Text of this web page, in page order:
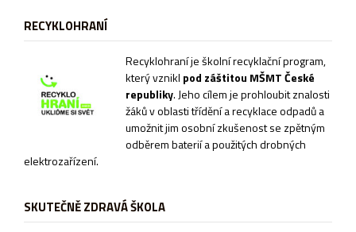
RECYKLOHRANÍ
Recyklohraní je školní recyklační program,
který vznikl pod záštitou MŠMT České
republiky. Jeho cílem je prohloubit znalosti
žáků v oblasti třídění a recyklace odpadů a
umožnit jim osobní zkušenost se zpětným
odběrem baterií a použitých drobných
elektrozařízení.
SKUTEČNĚ ZDRAVÁ ŠKOLA